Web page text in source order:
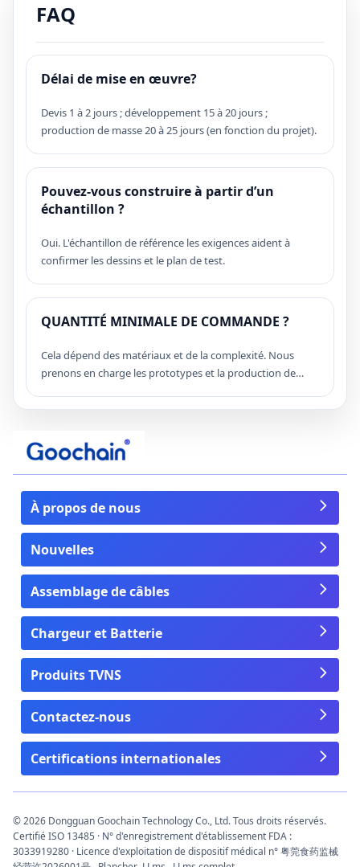
FAQ
Délai de mise en œuvre?
Devis 1 à 2 jours ; développement 15 à 20 jours ;
production de masse 20 à 25 jours (en fonction du projet).
Pouvez-vous construire à partir d’un
échantillon ?
Oui. L'échantillon de référence les exigences aident à
confirmer les dessins et le plan de test.
QUANTITÉ MINIMALE DE COMMANDE ?
Cela dépend des matériaux et de la complexité. Nous
prenons en charge les prototypes et la production de
À propos de nous
Nouvelles
Assemblage de câbles
Chargeur et Batterie
Produits TVNS
Contactez-nous
Certifications internationales
© 2026 Dongguan Goochain Technology Co., Ltd. Tous droits réservés.
Certifié ISO 13485 · N° d'enregistrement d'établissement FDA :
3033919280 · Licence d'exploitation de dispositif médical n° 粤莞食药监械